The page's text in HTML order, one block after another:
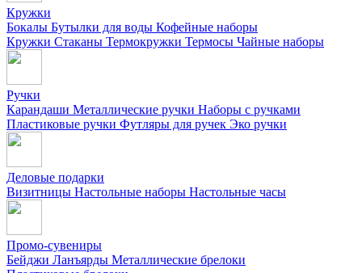
Кружки
Бокалы Бутылки для воды Кофейные наборы
Кружки Стаканы Термокружки Термосы Чайные наборы
Ручки
Карандаши Металлические ручки Наборы с ручками
Пластиковые ручки Футляры для ручек Эко ручки
Деловые подарки
Визитницы Настольные наборы Настольные часы
Промо-сувениры
Бейджи Ланъярды Металлические брелоки